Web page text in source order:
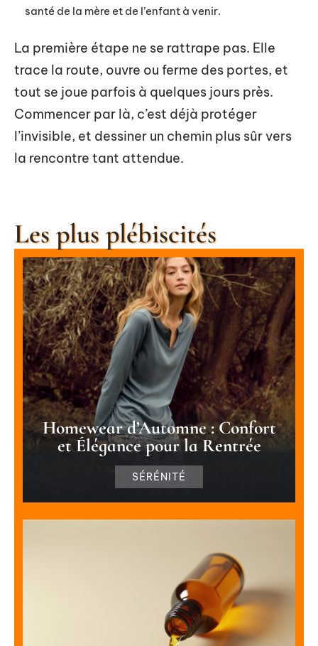
santé de la mère et de l’enfant à venir.
La première étape ne se rattrape pas. Elle
trace la route, ouvre ou ferme des portes, et
tout se joue parfois à quelques jours près.
Commencer par là, c’est déjà protéger
l’invisible, et dessiner un chemin plus sûr vers
la rencontre tant attendue.
Les plus plébiscités
Homewear d’Automne : Confort
et Élégance pour la Rentrée
SÉRÉNITÉ